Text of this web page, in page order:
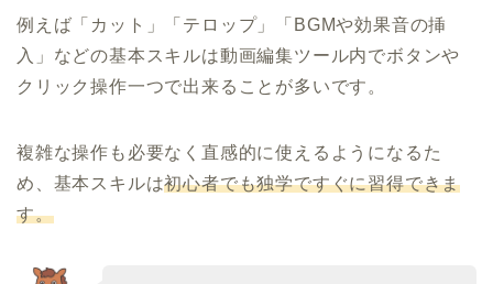
例えば「カット」「テロップ」「BGMや効果音の挿
入」などの基本スキルは動画編集ツール内でボタンや
クリック操作一つで出来ることが多いです。
複雑な操作も必要なく直感的に使えるようになるた
め、基本スキルは初心者でも独学ですぐに習得できま
す。